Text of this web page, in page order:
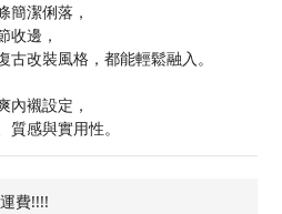
簡潔俐落，
收邊，
改裝風格，都能輕鬆融入。
內襯設定，
感與實用性。
費!!!!